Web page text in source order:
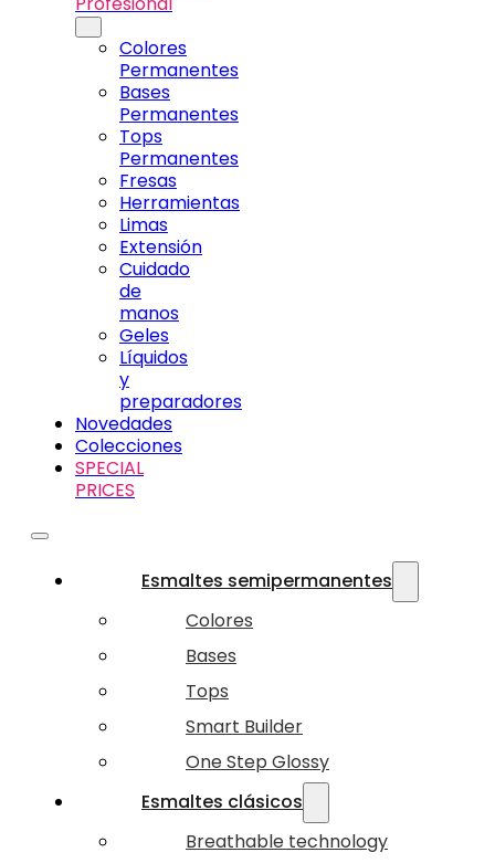
Colores
Permanentes
Bases
Permanentes
Tops
Permanentes
Fresas
Herramientas
Limas
Extensión
Cuidado
de
manos
Geles
Líquidos
y
preparadores
Novedades
Colecciones
SPECIAL
PRICES
Esmaltes semipermanentes
Colores
Bases
Tops
Smart Builder
One Step Glossy
Esmaltes clásicos
Breathable technology